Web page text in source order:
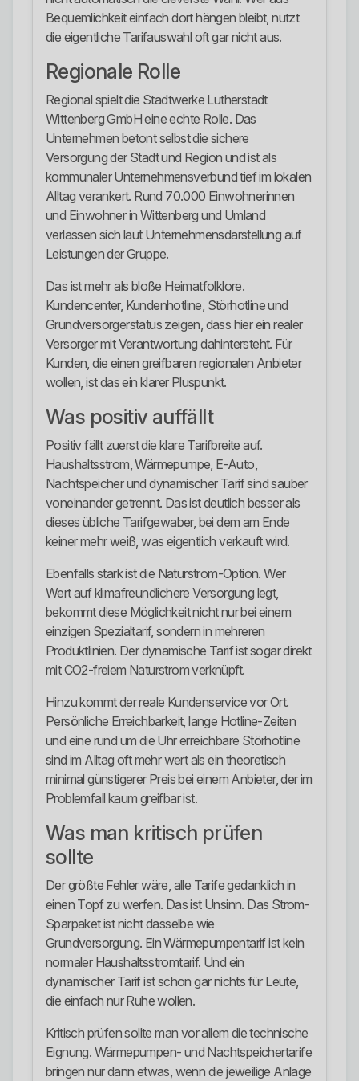
Bequemlichkeit einfach dort hängen bleibt, nutzt
die eigentliche Tarifauswahl oft gar nicht aus.
Regionale Rolle
Regional spielt die Stadtwerke Lutherstadt
Wittenberg GmbH eine echte Rolle. Das
Unternehmen betont selbst die sichere
Versorgung der Stadt und Region und ist als
kommunaler Unternehmensverbund tief im lokalen
Alltag verankert. Rund 70.000 Einwohnerinnen
und Einwohner in Wittenberg und Umland
verlassen sich laut Unternehmensdarstellung auf
Leistungen der Gruppe.
Das ist mehr als bloße Heimatfolklore.
Kundencenter, Kundenhotline, Störhotline und
Grundversorgerstatus zeigen, dass hier ein realer
Versorger mit Verantwortung dahintersteht. Für
Kunden, die einen greifbaren regionalen Anbieter
wollen, ist das ein klarer Pluspunkt.
Was positiv auffällt
Positiv fällt zuerst die klare Tarifbreite auf.
Haushaltsstrom, Wärmepumpe, E-Auto,
Nachtspeicher und dynamischer Tarif sind sauber
voneinander getrennt. Das ist deutlich besser als
dieses übliche Tarifgewaber, bei dem am Ende
keiner mehr weiß, was eigentlich verkauft wird.
Ebenfalls stark ist die Naturstrom-Option. Wer
Wert auf klimafreundlichere Versorgung legt,
bekommt diese Möglichkeit nicht nur bei einem
einzigen Spezialtarif, sondern in mehreren
Produktlinien. Der dynamische Tarif ist sogar direkt
mit CO2-freiem Naturstrom verknüpft.
Hinzu kommt der reale Kundenservice vor Ort.
Persönliche Erreichbarkeit, lange Hotline-Zeiten
und eine rund um die Uhr erreichbare Störhotline
sind im Alltag oft mehr wert als ein theoretisch
minimal günstigerer Preis bei einem Anbieter, der im
Problemfall kaum greifbar ist.
Was man kritisch prüfen
sollte
Der größte Fehler wäre, alle Tarife gedanklich in
einen Topf zu werfen. Das ist Unsinn. Das Strom-
Sparpaket ist nicht dasselbe wie
Grundversorgung. Ein Wärmepumpentarif ist kein
normaler Haushaltsstromtarif. Und ein
dynamischer Tarif ist schon gar nichts für Leute,
die einfach nur Ruhe wollen.
Kritisch prüfen sollte man vor allem die technische
Eignung. Wärmepumpen- und Nachtspeichertarife
bringen nur dann etwas, wenn die jeweilige Anlage